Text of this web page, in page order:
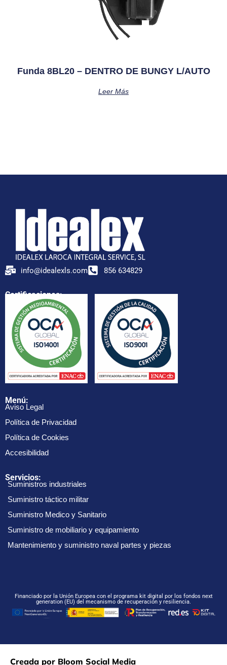
Funda 8BL20 – DENTRO DE BUNGY L/AUTO
Leer Más
info@idealexls.com 856 634829
Certificaciones:
Menú:
Aviso Legal
Política de Privacidad
Política de Cookies
Accesibilidad
Servicios:
Suministros industriales
Suministro táctico militar
Suministro Medico y Sanitario
Suministro de mobiliario y equipamiento
Mantenimiento y suministro naval partes y piezas
Financiado por la Unión Europea con el programa kit digital por los fondos next
generation (EU) del mecanismo de recuperación y resiliencia.
Creada por Bloom Social Media